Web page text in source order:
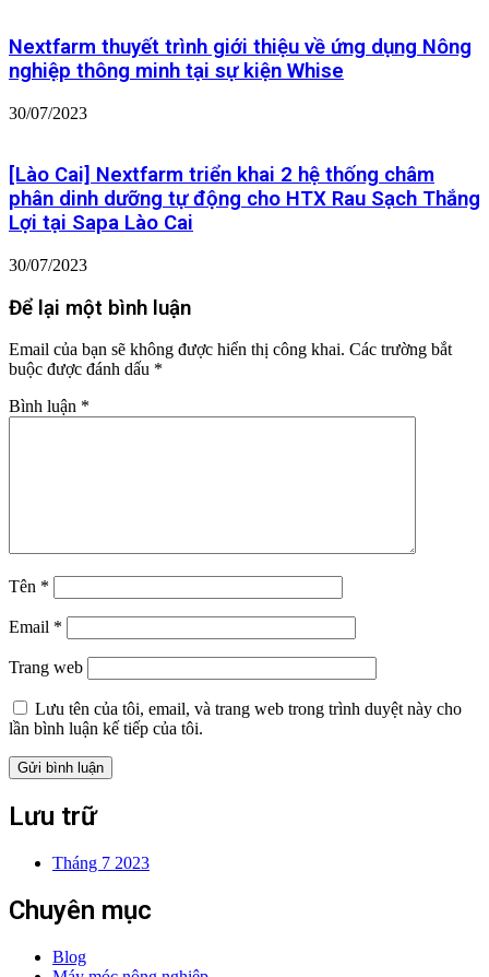
Nextfarm thuyết trình giới thiệu về ứng dụng Nông
nghiệp thông minh tại sự kiện Whise
30/07/2023
[Lào Cai] Nextfarm triển khai 2 hệ thống châm
phân dinh dưỡng tự động cho HTX Rau Sạch Thắng
Lợi tại Sapa Lào Cai
30/07/2023
Để lại một bình luận
Email của bạn sẽ không được hiển thị công khai. Các trường bắt
buộc được đánh dấu *
Bình luận *
Tên *
Email *
Trang web
Lưu tên của tôi, email, và trang web trong trình duyệt này cho
lần bình luận kế tiếp của tôi.
Lưu trữ
Tháng 7 2023
Chuyên mục
Blog